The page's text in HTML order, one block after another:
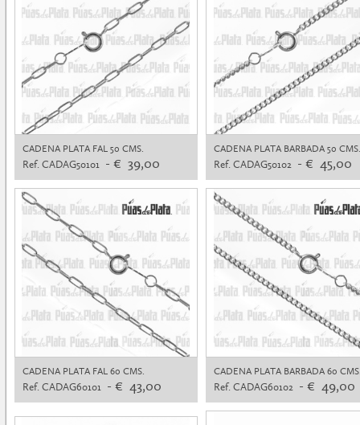
CADENA PLATA FAL 50 CMS.
Ref. CADAG50101 - € 39,00
CADENA PLATA BARBADA 50 CMS.
Ref. CADAG50102 - € 45,00
CADENA PLATA FAL 60 CMS.
Ref. CADAG60101 - € 43,00
CADENA PLATA BARBADA 60
Ref. CADAG60102 - € 49,00